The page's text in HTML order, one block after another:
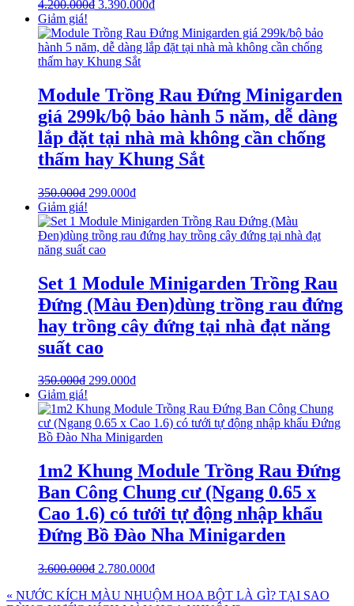
4.200.000₫ 3.390.000₫
Giảm giá!
Module Trồng Rau Đứng Minigarden
giá 299k/bộ bảo hành 5 năm, dễ dàng
lắp đặt tại nhà mà không cần chống
thấm hay Khung Sắt
350.000₫ 299.000₫
Giảm giá!
Set 1 Module Minigarden Trồng Rau
Đứng (Màu Đen)dùng trồng rau đứng
hay trồng cây đứng tại nhà đạt năng
suất cao
350.000₫ 299.000₫
Giảm giá!
1m2 Khung Module Trồng Rau Đứng
Ban Công Chung cư (Ngang 0.65 x
Cao 1.6) có tưới tự động nhập khẩu
Đứng Bồ Đào Nha Minigarden
3.600.000₫ 2.780.000₫
« NƯỚC KÍCH MÀU NHUỘM HOA BỘT LÀ GÌ? TẠI SAO